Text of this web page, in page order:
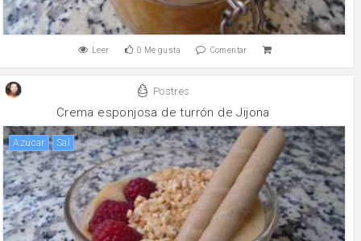
Leer 0 Me gusta Comentar
Postres
Crema esponjosa de turrón de Jijona
Azúcar sal